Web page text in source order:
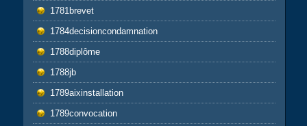
1781brevet
1784decisioncondamnation
1788diplôme
1788jb
1789aixinstallation
1789convocation